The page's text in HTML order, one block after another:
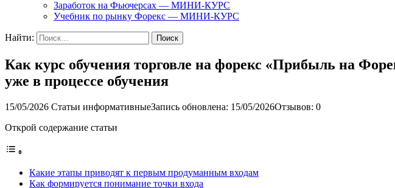
Заработок на Фьючерсах — МИНИ-КУРС
Учебник по рынку Форекс — МИНИ-КУРС
Найти:
Как курс обучения торговле на форекс «Прибыль на
уже в процессе обучения
15/05/2026 Статьи информативныеЗапись обновлена: 15/05/2026Отзывов: 0
Открой содержание статьи
Какие этапы приводят к первым продуманным входам
Как формируется понимание точки входа